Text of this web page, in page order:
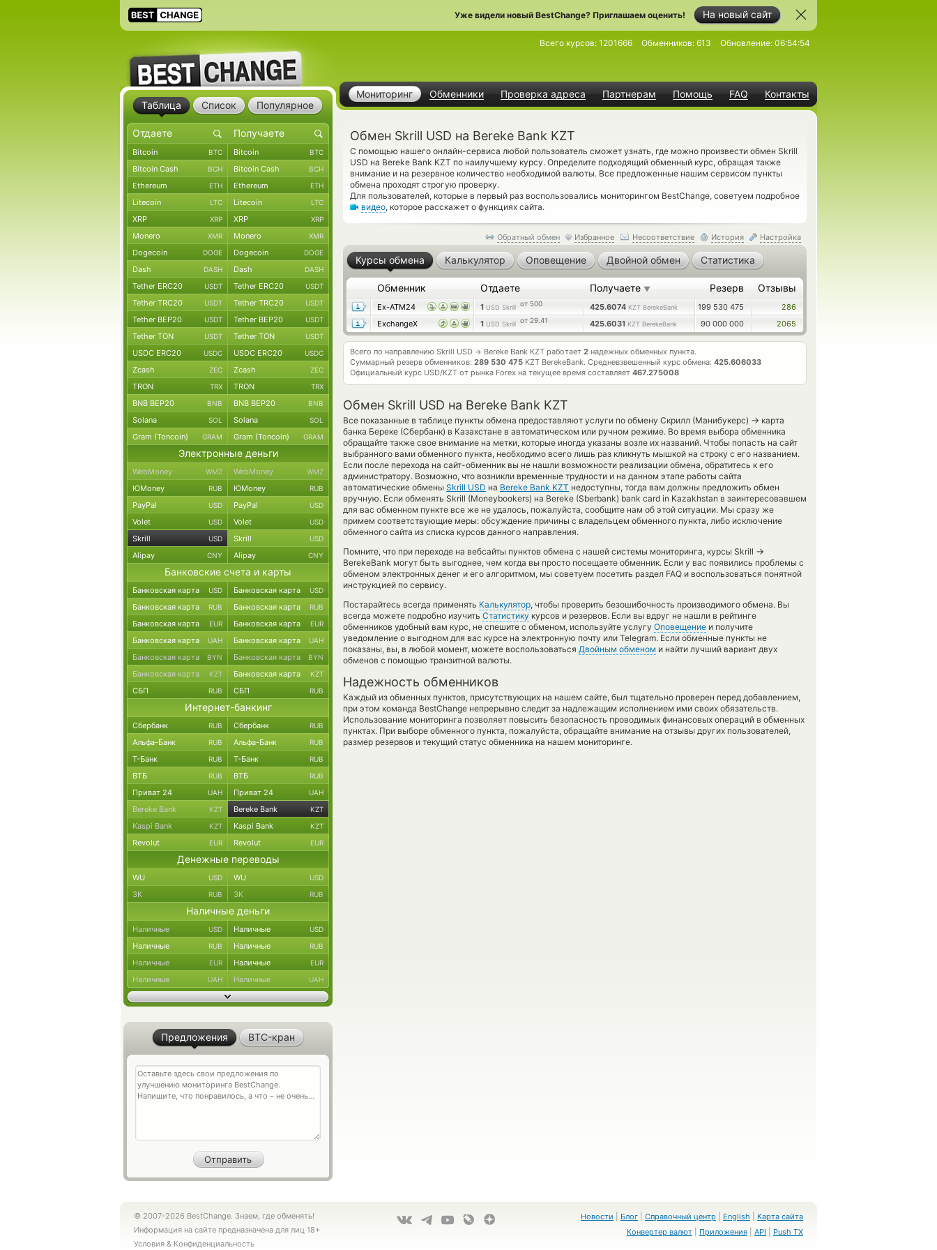
На новый сайт
Уже видели новый BestChange? Приглашаем оценить!
Мониторинг Обменники Проверка адреса Партнерам Помощь FAQ Контакты
Всего курсов: 1201666 Обменников: 613 Обновление: 06:54:54
Обмен Skrill USD на Bereke Bank KZT
С помощью нашего онлайн-сервиса любой пользователь сможет узнать, где можно произвести обмен Skrill
USD на Bereke Bank KZT по наилучшему курсу. Определите подходящий обменный курс, обращая также
внимание и на резервное количество необходимой валюты. Все предложенные нашим сервисом пункты
обмена проходят строгую проверку.
Для пользователей, которые в первый раз воспользовались мониторингом BestChange, советуем подробное
видео, которое расскажет о функциях сайта.
Обратный обмен Избранное Несоответствие История Настройка
Курсы обмена Калькулятор Оповещение Двойной обмен Статистика
Обменник Отдаете Получаете ▼ Резерв Отзывы
Ex-ATM24 1 USD Skrill от 500 425.6074 KZT BerekeBank 199 530 475
286
ExchangeX
1 USD Skrill от 29.41 425.6031 KZT BerekeBank 90 000 000 2065
Всего по направлению Skrill USD → Bereke Bank KZT работает 2 надежных обменных пункта.
Суммарный резерв обменников: 289 530 475 KZT BerekeBank. Средневзвешенный курс обмена: 425.606033
Официальный курс USD/KZT от рынка Forex на текущее время составляет 467.275008
Обмен Skrill USD на Bereke Bank KZT
Все показанные в таблице пункты обмена предоставляют услуги по обмену Скрилл (Манибукерс) → карта
банка Береке (Сбербанк) в Казахстане в автоматическом или ручном режиме. Во время выбора обменника
обращайте также свое внимание на метки, которые иногда указаны возле их названий. Чтобы попасть на сайт
выбранного вами обменного пункта, необходимо всего лишь раз кликнуть мышкой на строку с его названием.
Если после перехода на сайт-обменник вы не нашли возможности реализации обмена, обратитесь к его
администратору. Возможно, что возникли временные трудности и на данном этапе работы сайта
автоматические обмены Skrill USD на Bereke Bank KZT недоступны, тогда вам должны предложить обмен
вручную. Если обменять Skrill (Moneybookers) на Bereke (Sberbank) bank card in Kazakhstan в заинтересовавшем
для вас обменном пункте все же не удалось, пожалуйста, сообщите нам об этой ситуации. Мы сразу же
примем соответствующие меры: обсуждение причины с владельцем обменного пункта, либо исключение
обменного сайта из списка курсов данного направления.
Помните, что при переходе на вебсайты пунктов обмена с нашей системы мониторинга, курсы Skrill →
BerekeBank могут быть выгоднее, чем когда вы просто посещаете обменник. Если у вас появились проблемы с
обменом электронных денег и его алгоритмом, мы советуем посетить раздел FAQ и воспользоваться понятной
инструкцией по сервису.
Постарайтесь всегда применять Калькулятор, чтобы проверить безошибочность производимого обмена. Вы
всегда можете подробно изучить Статистику курсов и резервов. Если вы вдруг не нашли в рейтинге
обменников удобный вам курс, не спешите с обменом, используйте услугу Оповещение и получите
уведомление о выгодном для вас курсе на электронную почту или Telegram. Если обменные пункты не
показаны, вы, в любой момент, можете воспользоваться Двойным обменом и найти лучший вариант двух
обменов с помощью транзитной валюты.
Надежность обменников
Каждый из обменных пунктов, присутствующих на нашем сайте, был тщательно проверен перед добавлением,
при этом команда BestChange непрерывно следит за надлежащим исполнением ими своих обязательств.
Использование мониторинга позволяет повысить безопасность проводимых финансовых операций в обменных
пунктах. При выборе обменного пункта, пожалуйста, обращайте внимание на отзывы других пользователей,
размер резервов и текущий статус обменника на нашем мониторинге.
Таблица Список Популярное
Bitcoin BTC Bitcoin BTC
Bitcoin Cash BCH Bitcoin Cash BCH
Ethereum ETH Ethereum ETH
Litecoin LTC Litecoin LTC
XRP XRP XRP XRP
Monero XMR Monero XMR
Dogecoin DOGE Dogecoin DOGE
Dash DASH Dash DASH
Tether ERC20 USDT Tether ERC20 USDT
Tether TRC20 USDT Tether TRC20 USDT
Tether BEP20 USDT Tether BEP20 USDT
Tether TON USDT Tether TON USDT
USDC ERC20 USDC USDC ERC20 USDC
Zcash ZEC Zcash ZEC
TRON TRX TRON TRX
BNB BEP20 BNB BNB BEP20 BNB
Solana SOL Solana SOL
Gram (Toncoin) GRAM Gram (Toncoin) GRAM
Электронные деньги
WebMoney WMZ WebMoney WMZ
ЮMoney RUB ЮMoney RUB
PayPal USD PayPal USD
Volet USD Volet USD
Skrill USD Skrill USD
Alipay CNY Alipay CNY
Банковские счета и карты
Банковская карта USD Банковская карта USD
Банковская карта RUB Банковская карта RUB
Банковская карта EUR Банковская карта EUR
Банковская карта UAH Банковская карта UAH
Банковская карта BYN Банковская карта BYN
Банковская карта KZT Банковская карта KZT
СБП RUB СБП RUB
Интернет-банкинг
Сбербанк RUB Сбербанк RUB
Альфа-Банк RUB Альфа-Банк RUB
Т-Банк RUB Т-Банк RUB
ВТБ RUB ВТБ RUB
Приват 24 UAH Приват 24 UAH
Bereke Bank KZT Bereke Bank KZT
Kaspi Bank KZT Kaspi Bank KZT
Revolut EUR Revolut EUR
Денежные переводы
WU USD WU USD
ЗК RUB ЗК RUB
Наличные деньги
Наличные USD Наличные USD
Наличные RUB Наличные RUB
Наличные EUR Наличные EUR
Наличные UAH Наличные UAH
Предложения BTC-кран
© 2007-2026 BestChange. Знаем, где обменять!
Информация на сайте предназначена для лиц 18+
Условия & Конфиденциальность
Новости Блог Справочный центр English
Карта сайта
Конвертер валют
Приложения API Push TX